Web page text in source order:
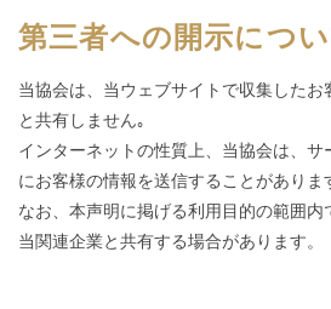
第三者への開示につ
当協会は、当ウェブサイトで収集した
と共有しません｡
インターネットの性質上、当協会は、サ
にお客様の情報を送信することがありま
なお、本声明に掲げる利用目的の範囲内
当関連企業と共有する場合があります。